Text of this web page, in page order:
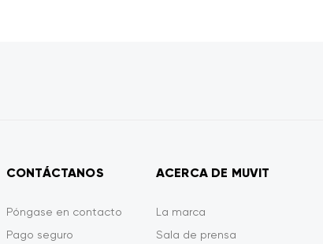
CONTÁCTANOS
Póngase en contacto
Pago seguro
ACERCA DE MUVIT
La marca
Sala de prensa